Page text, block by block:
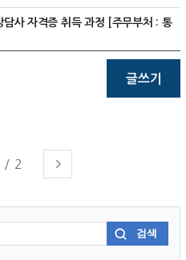
사 자격증 취득 과정 [주무부처 : 통
글쓰기
/ 2 다음
검색